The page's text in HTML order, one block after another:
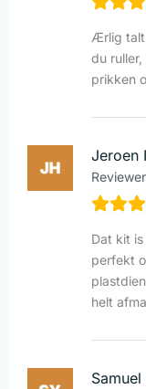
Ærlig
du
prikken
Jeroen
Reviewer
Dat kit
perfekt
helt
Samuel